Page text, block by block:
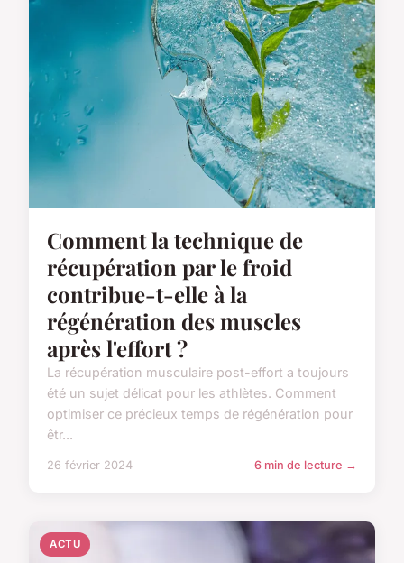
Comment la technique de
récupération par le froid
contribue-t-elle à la
régénération des muscles
après l'effort ?
La récupération musculaire post-effort a toujours
été un sujet délicat pour les athlètes. Comment
optimiser ce précieux temps de régénération pour
êtr...
26 février 2024 6 min de lecture →
ACTU